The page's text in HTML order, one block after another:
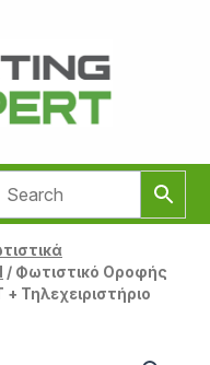
/ Φωτιστικό Οροφής
Τηλεχειριστήριο